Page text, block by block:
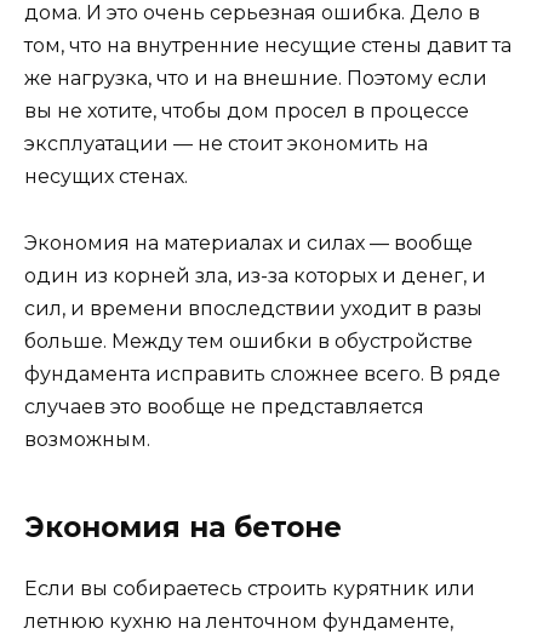
дома. И это очень серьезная ошибка. Дело в
том, что на внутренние несущие стены давит та
же нагрузка, что и на внешние. Поэтому если
вы не хотите, чтобы дом просел в процессе
эксплуатации — не стоит экономить на
несущих стенах.
Экономия на материалах и силах — вообще
один из корней зла, из-за которых и денег, и
сил, и времени впоследствии уходит в разы
больше. Между тем ошибки в обустройстве
фундамента исправить сложнее всего. В ряде
случаев это вообще не представляется
возможным.
Экономия на бетоне
Если вы собираетесь строить курятник или
летнюю кухню на ленточном фундаменте,